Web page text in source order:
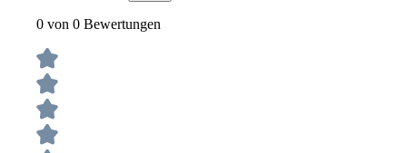
0 von 0 Bewertungen